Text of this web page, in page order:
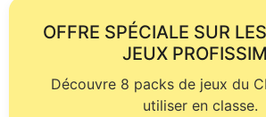
OFFRE SPÉCIALE SUR
JEUX
Découvre 8 packs de jeux du
utiliser en classe.